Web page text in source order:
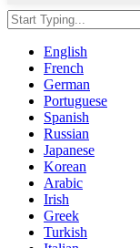
English
French
German
Portuguese
Spanish
Russian
Japanese
Korean
Arabic
Irish
Greek
Turkish